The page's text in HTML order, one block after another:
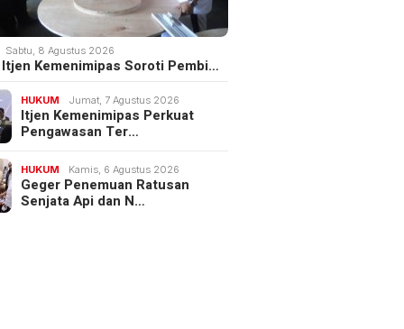
Sabtu, 8 Agustus 2026
Kemenimipas Soroti Pembi…
HUKUM Jumat, 7 Agustus 2026
Itjen Kemenimipas Perkuat
Pengawasan Ter…
HUKUM Kamis, 6 Agustus 2026
Geger Penemuan Ratusan
Senjata Api dan N…